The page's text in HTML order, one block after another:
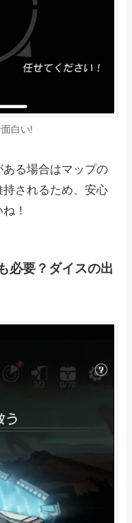
白い!
る場合はマップの
されるため、安心
！
必要？ダイスの出